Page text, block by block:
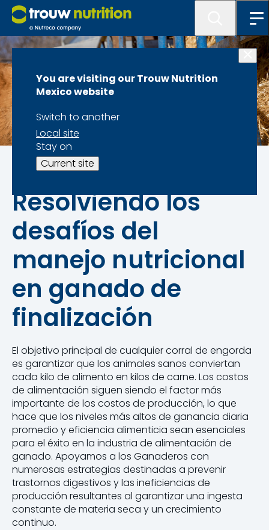
You are visiting our Trouw Nutrition
Mexico website
Switch to another
Local site
Stay on
Current site
La Fase de Finalización
Resolviendo los
desafíos del
manejo nutricional
en ganado de
finalización
El objetivo principal de cualquier corral de engorda
es garantizar que los animales sanos conviertan
cada kilo de alimento en kilos de carne. Los costos
de alimentación siguen siendo el factor más
importante de los costos de producción, lo que
hace que los niveles más altos de ganancia diaria
promedio y eficiencia alimenticia sean esenciales
para el éxito en la industria de alimentación de
ganado. Apoyamos a los Ganaderos con
numerosas estrategias destinadas a prevenir
trastornos digestivos y las ineficiencias de
producción resultantes al garantizar una ingesta
constante de materia seca y un crecimiento
continuo.